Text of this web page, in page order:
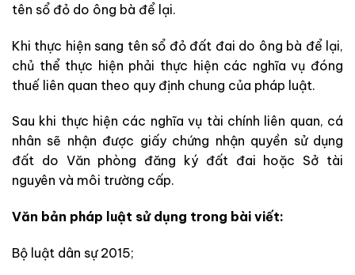
tên sổ đỏ do ông bà để lại.
Khi thực hiện sang tên sổ đỏ đất đai do ông bà để lại,
chủ thể thực hiện phải thực hiện các nghĩa vụ đóng
thuế liên quan theo quy định chung của pháp luật.
Sau khi thực hiện các nghĩa vụ tài chính liên quan, cá
nhân sẽ nhận được giấy chứng nhận quyền sử dụng
đất do Văn phòng đăng ký đất đai hoặc Sở tài
nguyên và môi trường cấp.
Văn bản pháp luật sử dụng trong bài viết:
Bộ luật dân sự 2015;